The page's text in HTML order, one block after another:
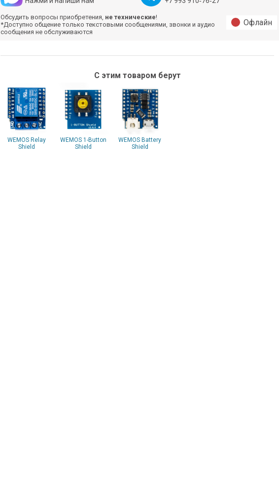
Обсудить вопросы приобретения, не технические!
*Доступно общение только текстовыми сообщениями, звонки и аудио
сообщения не обслуживаются
Офлайн
С этим товаром берут
WEMOS Relay
Shield
WEMOS 1-Button
Shield
WEMOS Battery
Shield